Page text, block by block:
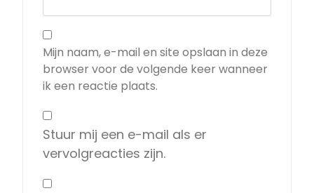
Mijn naam, e-mail en site opslaan in deze
browser voor de volgende keer wanneer
ik een reactie plaats.
Stuur mij een e-mail als er
vervolgreacties zijn.